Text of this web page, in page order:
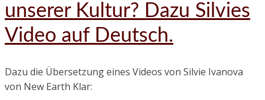
unserer Kultur? Dazu Silvies
Video auf Deutsch.
Dazu die Übersetzung eines Videos von Silvie Ivanova
von New Earth Klar: